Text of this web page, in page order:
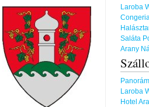
Laroba
Saláta
Arany
Laroba
Hotel